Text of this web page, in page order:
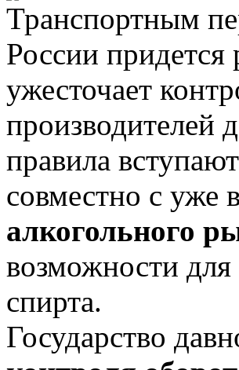
Транспортным
России придется
ужесточает
производителей
правила
совместно с уже
алкогольного
возможности для
спирта.
Государство